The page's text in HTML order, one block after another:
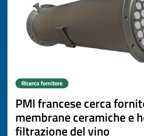
Ricerca fornitore
PMI francese cerca
membrane ceramiche e
filtrazione del vino